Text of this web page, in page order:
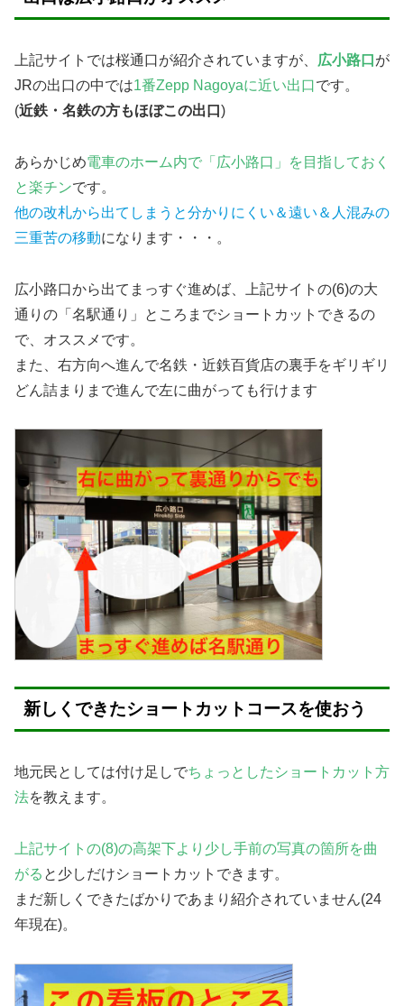
上記サイトでは桜通口が紹介されていますが、 広小路口 が
JRの出口の中では1番Zepp Nagoyaに近い出口です。
(近鉄・名鉄の方もほぼこの出口 )
あらかじめ電車のホーム内で「広小路口」を目指しておく
と楽チンです。
他の改札から出てしまうと分かりにくい＆遠い＆人混みの
三重苦の移動になります・・・。
広小路口から出てまっすぐ進めば、上記サイトの(6)の大
通りの「名駅通り」ところまでショートカットできるの
で、オススメです。
また、右方向へ進んで名鉄・近鉄百貨店の裏手をギリギリ
どん詰まりまで進んで左に曲がっても行けます
新しくできたショートカットコースを使おう
地元民としては付け足しでちょっとしたショートカット方
法を教えます。
上記サイトの(8)の高架下より少し手前の写真の箇所を曲
がる と少しだけショートカットできます。
まだ新しくできたばかりであまり紹介されていません(24
年現在)。